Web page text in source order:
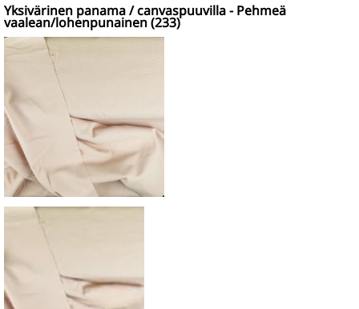
Yksivärinen panama / canvaspuuvilla - Pehmeä
vaalean/lohenpunainen (233)